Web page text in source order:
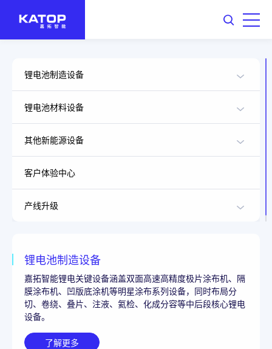
锂电池制造设备
锂电池材料设备
其他新能源设备
客户体验中心
产线升级
锂电池制造设备
嘉拓智能锂电关键设备涵盖双面高速高精度极片涂布机、隔
膜涂布机、凹版底涂机等明星涂布系列设备，同时布局分
切、卷绕、叠片、注液、氦检、化成分容等中后段核心锂电
设备。
了解更多